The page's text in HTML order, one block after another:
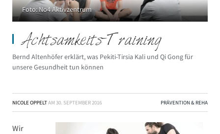
Foto: No4 Aktivzentrum
Achtsamkeits-Training
Bernd Altenhöfer erklärt, was Pekiti-Tirsia Kali und Qi Gong für
unsere Gesundheit tun können
NICOLE OPPELTAM 30. SEPTEMBER 2016 PRÄVENTION & REHA
Wir